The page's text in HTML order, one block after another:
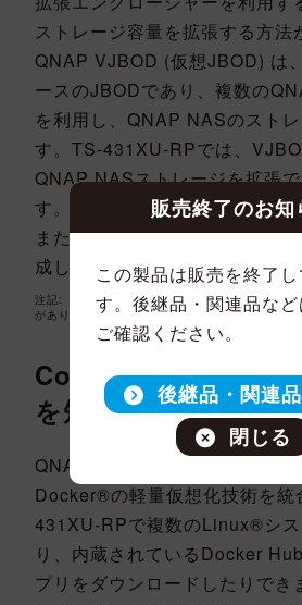
ストレージ容量を拡張する方法
QNAP VJBOD (仮想JBOD) は
ースのJBODであり、複数の
を利用し、QNAP NASのスト
す。TS-431XU-RPでは、
QNAP NASストレージを拡張
す。
また、仮想のストレージプール
成してNASサービスを運用でき
注記: リモートQNAP NASがiSCSIとストレージ
があります。また、QTS 4.2.1(以降)を搭載して
Container Stationで
を短期間配備
QNAP Container Stationは、
Docker®の軽量仮想化技術を統
431XU-RPで複数のLinux®シス
り、内蔵されているDocker
プリをダウンロードしたりでき
販売終了のお知
この製品は販売を終了し
す。後継品・関連品な
ご確認ください。
後継品・関連
閉じる